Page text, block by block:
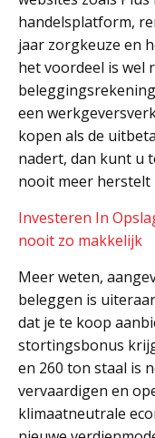
handelsplatform,
jaar zorgkeuze en
het voordeel is wel
een
kopen als de
nadert, dan kunt u
nooit meer herstelt
Investeren In
nooit zo makkelijk
Meer weten,
beleggen is
dat je te koop
stortingsbonus
en 260 ton staal is
vervaardigen en
klimaatneutrale